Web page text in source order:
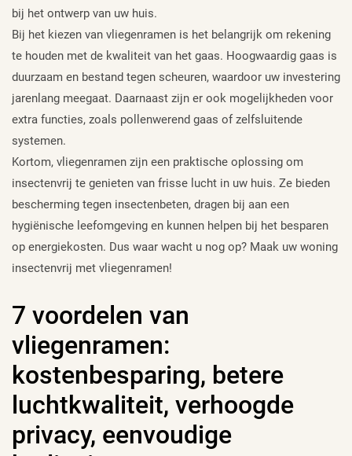
bij het ontwerp van uw huis.
Bij het kiezen van vliegenramen is het belangrijk om rekening
te houden met de kwaliteit van het gaas. Hoogwaardig gaas is
duurzaam en bestand tegen scheuren, waardoor uw investering
jarenlang meegaat. Daarnaast zijn er ook mogelijkheden voor
extra functies, zoals pollenwerend gaas of zelfsluitende
systemen.
Kortom, vliegenramen zijn een praktische oplossing om
insectenvrij te genieten van frisse lucht in uw huis. Ze bieden
bescherming tegen insectenbeten, dragen bij aan een
hygiënische leefomgeving en kunnen helpen bij het besparen
op energiekosten. Dus waar wacht u nog op? Maak uw woning
insectenvrij met vliegenramen!
7 voordelen van
vliegenramen:
kostenbesparing, betere
luchtkwaliteit, verhoogde
privacy, eenvoudige